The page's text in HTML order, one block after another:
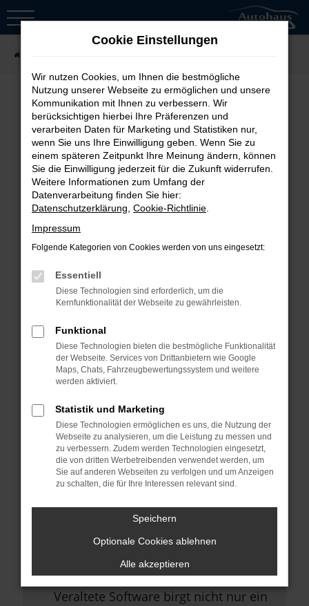
Zum
Fehler: Network Error
Beim Laden ist ein Fehler aufgetreten.
Hier sind ein paar Tipps, die dir helfen
können:
Überprüfe deine Firewall und
deine Internetverbindung.
Beispiel deine Suchmaschine?
Prüfe deine
Browsererweiterungen.
Manche Erweiterungen, wie
Werbeblocker, können das Laden
bestimmter Seiten verhindern.
anderen Browser oder in einem
privaten Fenster?
Starte dein Gerät neu.
Das kann manchmal helfen,
Stelle sicher, dass dein Browser
und dein Betriebssystem auf dem
neuesten Stand sind.
Veraltete Software birgt nicht nur ein
Cookie Einstellungen
Wir nutzen Cookies, um Ihnen die bestmögliche
Nutzung unserer Webseite zu ermöglichen und unsere
Kommunikation mit Ihnen zu verbessern. Wir
berücksichtigen hierbei Ihre Präferenzen und
verarbeiten Daten für Marketing und Statistiken nur,
wenn Sie uns Ihre Einwilligung geben. Wenn Sie zu
einem späteren Zeitpunkt Ihre Meinung ändern, können
Sie die Einwilligung jederzeit für die Zukunft widerrufen.
Weitere Informationen zum Umfang der
Datenverarbeitung finden Sie hier:
Datenschutzerklärung Cookie-Richtlinie
Impressum
Folgende Kategorien von Cookies werden von uns eingesetzt:
Essentiell
Diese Technologien sind erforderlich, um die
Kernfunktionalität der Webseite zu gewährleisten.
Funktional
Diese Technologien bieten die bestmögliche Funktionalität
der Webseite. Services von Drittanbietern wie Google
Maps, Chats, Fahrzeugbewertungssystem und weitere
werden aktiviert.
Statistik und Marketing
Diese Technologien ermöglichen es uns, die Nutzung der
Webseite zu analysieren, um die Leistung zu messen und
zu verbessern. Zudem werden Technologien eingesetzt,
die von dritten Werbetreibenden verwendet werden, um
Sie auf anderen Webseiten zu verfolgen und um Anzeigen
zu schalten, die für Ihre Interessen relevant sind.
Speichern
Optionale Cookies ablehnen
Alle akzeptieren